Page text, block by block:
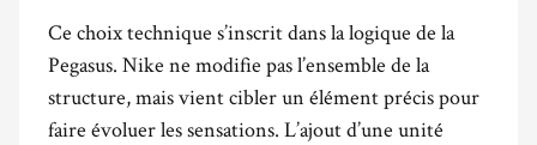
Ce choix technique s’inscrit dans la logique de la
Pegasus. Nike ne modifie pas l’ensemble de la
structure, mais vient cibler un élément précis pour
faire évoluer les sensations. L’ajout d’une unité